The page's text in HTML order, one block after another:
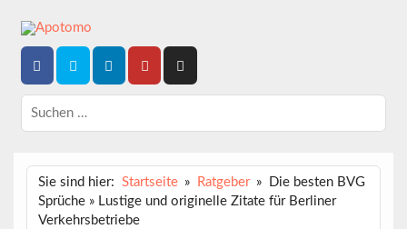
content
APOTOMO
Dein News-Magazin
Sie sind hier: Startseite Ratgeber
Die besten BVG
Sprüche » Lustige und originelle Zitate für Berliner
Verkehrsbetriebe